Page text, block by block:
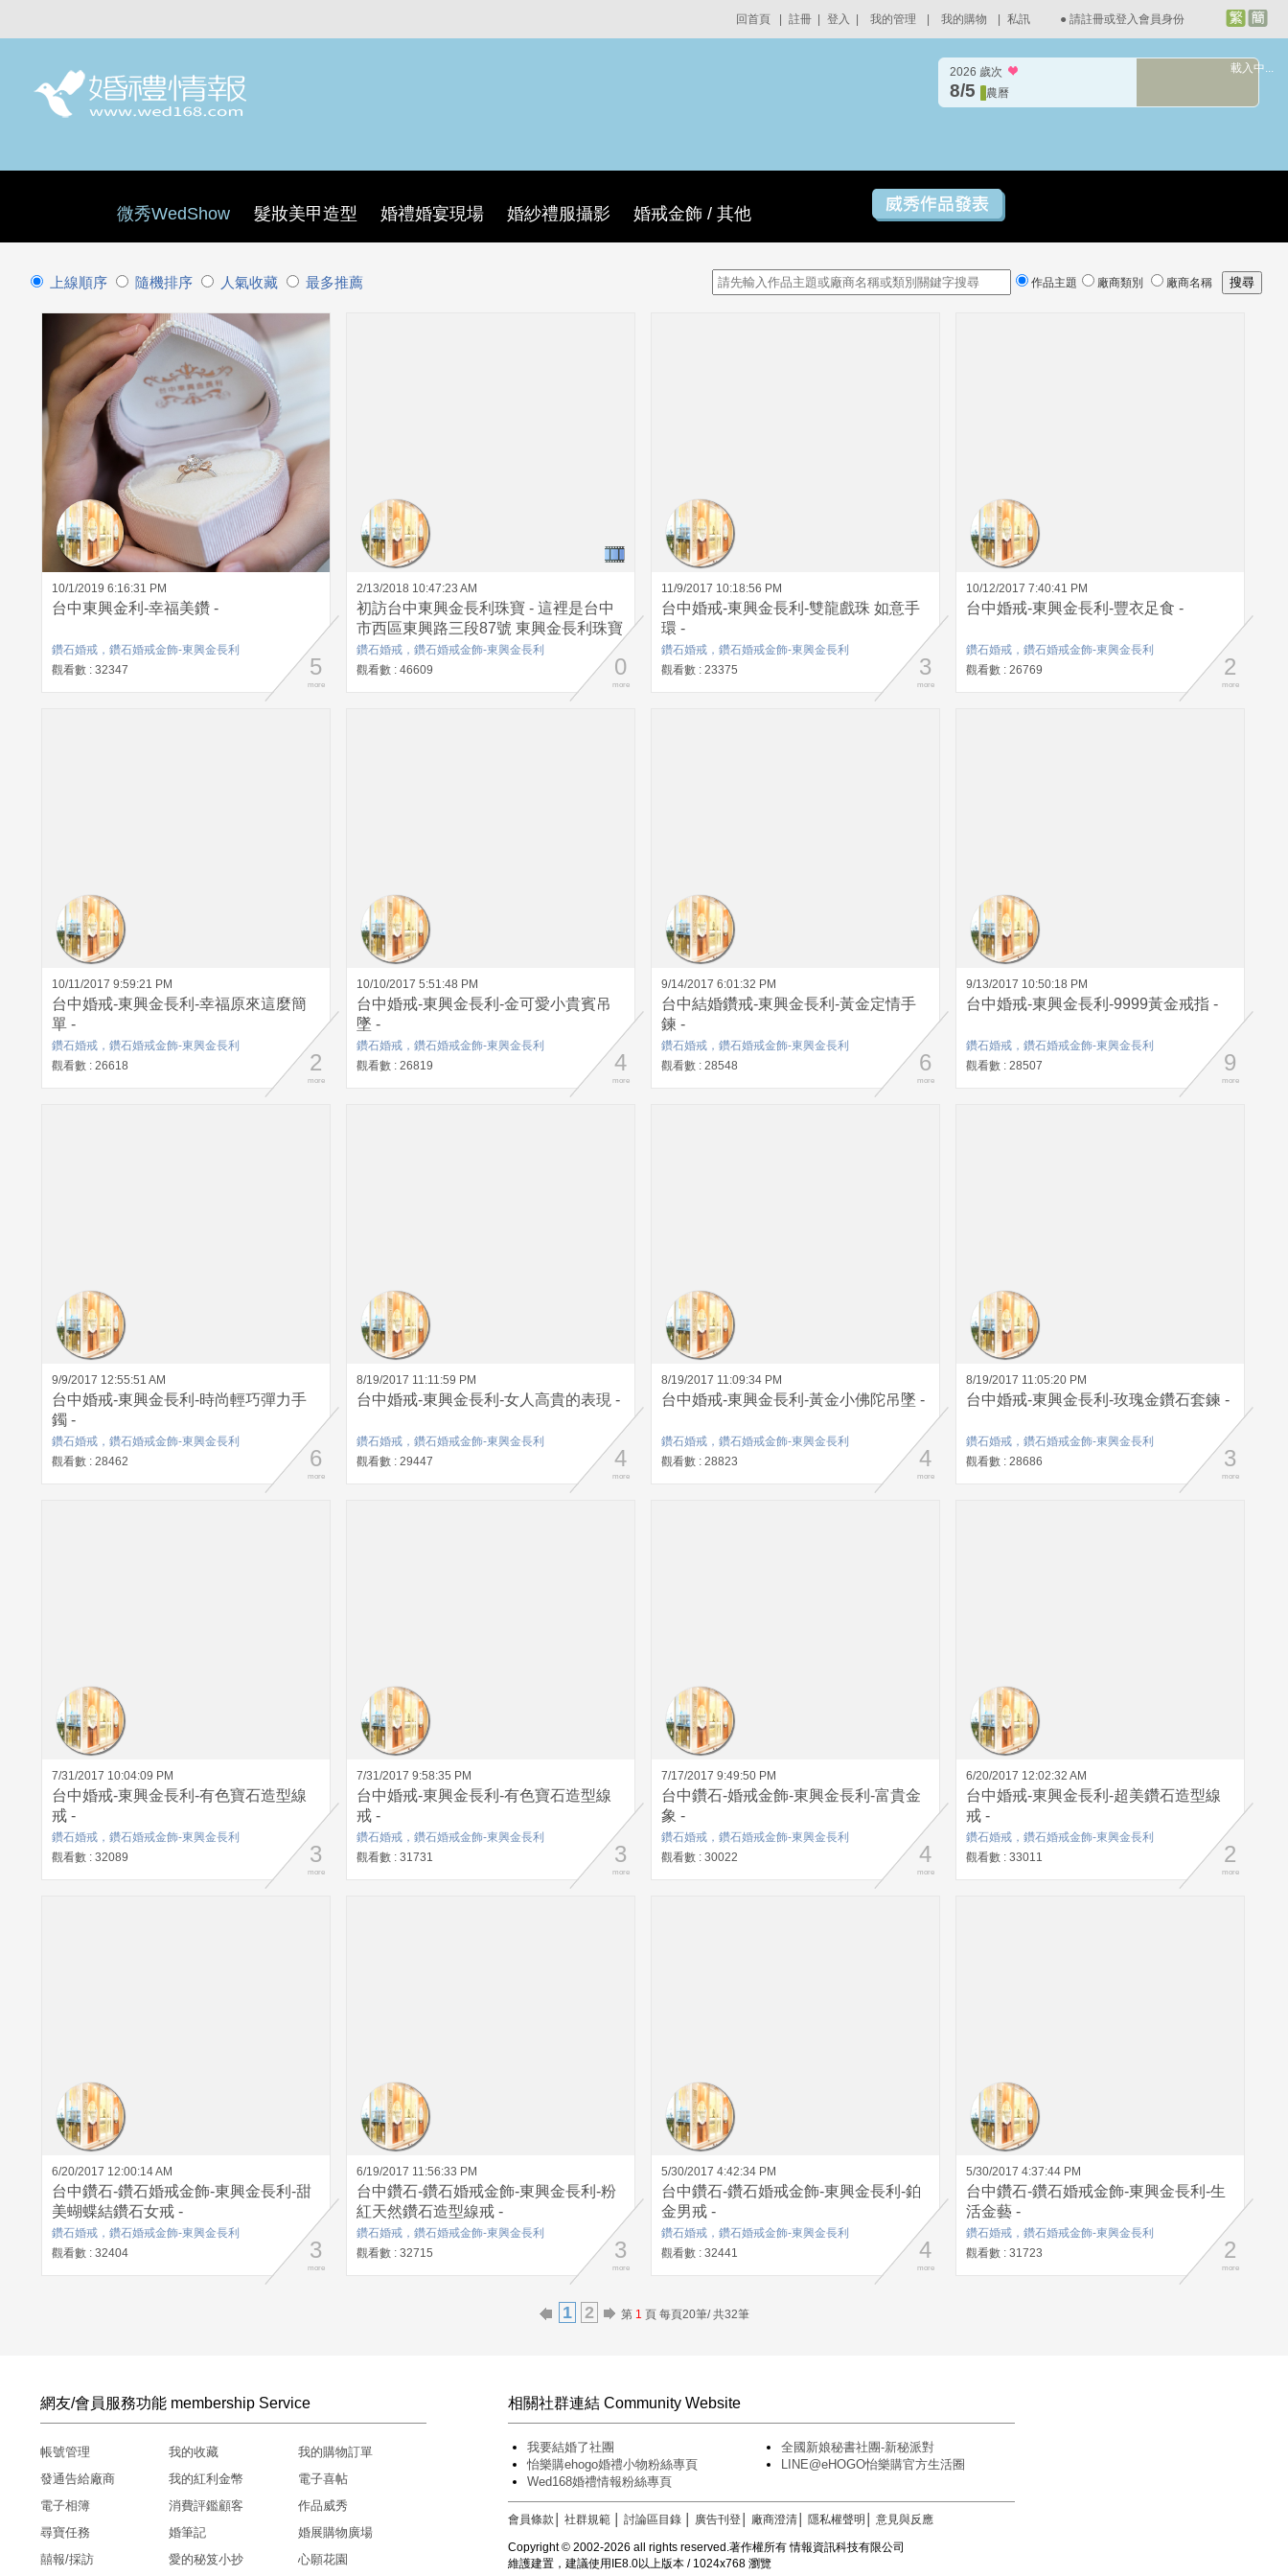
回首頁 註冊 登入 我的管理 我的購物 私訊 ● 請註冊或登入會員身份
2026 歲次
8/5 農曆
載入中...
微秀WedShow 髮妝美甲造型 婚禮婚宴現場 婚紗禮服攝影 婚戒金飾 / 其他
上線順序 隨機排序 人氣收藏 最多推薦 作品主題 廠商類別 廠商名稱
10/1/2019 6:16:31 PM
台中東興金利-幸福美鑽 -
鑽石婚戒，鑽石婚戒金飾-東興金長利
觀看數 : 32347
5
more
2/13/2018 10:47:23 AM
初訪台中東興金長利珠寶 - 這裡是台中
市西區東興路三段87號 東興金長利珠寶
店家的鑽石除了有GIA 國際證書之外，
保證所購買的商品20天內買貴退差額，
最棒的是終身保固，未來要是要清潔或
鑽石婚戒，鑽石婚戒金飾-東興金長利
觀看數 : 46609
0
more
11/9/2017 10:18:56 PM
台中婚戒-東興金長利-雙龍戲珠 如意手
環 -
鑽石婚戒，鑽石婚戒金飾-東興金長利
觀看數 : 23375
3
more
10/12/2017 7:40:41 PM
台中婚戒-東興金長利-豐衣足食 -
鑽石婚戒，鑽石婚戒金飾-東興金長利
觀看數 : 26769
2
more
10/11/2017 9:59:21 PM
台中婚戒-東興金長利-幸福原來這麼簡
單 -
鑽石婚戒，鑽石婚戒金飾-東興金長利
觀看數 : 26618
2
more
10/10/2017 5:51:48 PM
台中婚戒-東興金長利-金可愛小貴賓吊
墜 -
鑽石婚戒，鑽石婚戒金飾-東興金長利
觀看數 : 26819
4
more
9/14/2017 6:01:32 PM
台中結婚鑽戒-東興金長利-黃金定情手
鍊 -
鑽石婚戒，鑽石婚戒金飾-東興金長利
觀看數 : 28548
6
more
9/13/2017 10:50:18 PM
台中婚戒-東興金長利-9999黃金戒指 -
鑽石婚戒，鑽石婚戒金飾-東興金長利
觀看數 : 28507
9
more
9/9/2017 12:55:51 AM
台中婚戒-東興金長利-時尚輕巧彈力手
鐲 -
鑽石婚戒，鑽石婚戒金飾-東興金長利
觀看數 : 28462
6
more
8/19/2017 11:11:59 PM
台中婚戒-東興金長利-女人高貴的表現 -
鑽石婚戒，鑽石婚戒金飾-東興金長利
觀看數 : 29447
4
more
8/19/2017 11:09:34 PM
台中婚戒-東興金長利-黃金小佛陀吊墜 -
鑽石婚戒，鑽石婚戒金飾-東興金長利
觀看數 : 28823
4
more
8/19/2017 11:05:20 PM
台中婚戒-東興金長利-玫瑰金鑽石套鍊 -
鑽石婚戒，鑽石婚戒金飾-東興金長利
觀看數 : 28686
3
more
7/31/2017 10:04:09 PM
台中婚戒-東興金長利-有色寶石造型線
戒 -
鑽石婚戒，鑽石婚戒金飾-東興金長利
觀看數 : 32089
3
more
7/31/2017 9:58:35 PM
台中婚戒-東興金長利-有色寶石造型線
戒 -
鑽石婚戒，鑽石婚戒金飾-東興金長利
觀看數 : 31731
3
more
7/17/2017 9:49:50 PM
台中鑽石-婚戒金飾-東興金長利-富貴金
象 -
鑽石婚戒，鑽石婚戒金飾-東興金長利
觀看數 : 30022
4
more
6/20/2017 12:02:32 AM
台中婚戒-東興金長利-超美鑽石造型線
戒 -
鑽石婚戒，鑽石婚戒金飾-東興金長利
觀看數 : 33011
2
more
6/20/2017 12:00:14 AM
台中鑽石-鑽石婚戒金飾-東興金長利-甜
美蝴蝶結鑽石女戒 -
鑽石婚戒，鑽石婚戒金飾-東興金長利
觀看數 : 32404
3
more
6/19/2017 11:56:33 PM
台中鑽石-鑽石婚戒金飾-東興金長利-粉
紅天然鑽石造型線戒 -
鑽石婚戒，鑽石婚戒金飾-東興金長利
觀看數 : 32715
3
more
5/30/2017 4:42:34 PM
台中鑽石-鑽石婚戒金飾-東興金長利-鉑
金男戒 -
鑽石婚戒，鑽石婚戒金飾-東興金長利
觀看數 : 32441
4
more
5/30/2017 4:37:44 PM
台中鑽石-鑽石婚戒金飾-東興金長利-生
活金藝 -
鑽石婚戒，鑽石婚戒金飾-東興金長利
觀看數 : 31723
2
more
1 2 第 1 頁 每頁20筆/ 共32筆
網友/會員服務功能 membership Service
帳號管理 我的收藏
我的購物訂單
發通告給廠商
我的紅利金幣
電子喜帖
電子相簿
消費評鑑顧客
作品威秀
尋寶任務
婚筆記
婚展購物廣場
囍報/採訪
愛的秘笈小抄 心願花園
相關社群連結 Community Website
我要結婚了社團
全國新娘秘書社團-新秘派對
怡樂購ehogo婚禮小物粉絲專頁
LINE@eHOGO怡樂購官方生活圈
Wed168婚禮情報粉絲專頁
會員條款 │社群規範 │討論區目錄 廣告刊登 廠商澄清 隱私權聲明 │意見與反應
Copyright © 2002-2026 all rights reserved.著作權所有 情報資訊科技有限公司
維護建置，建議使用IE8.0以上版本 / 1024x768 瀏覽